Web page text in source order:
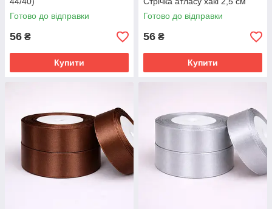
Готово до відправки
56 ₴
Купити
Готово до відправки
56 ₴
Купити